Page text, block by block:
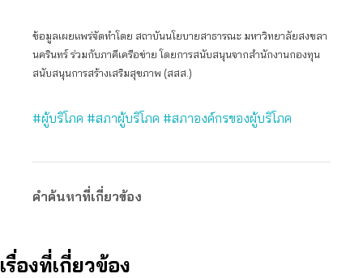
ข้อมูลเผยแพร่จัดทำโดย สถาบันนโยบายสาธารณะ มหาวิทยาลัยสงขลา
นครินทร์ ร่วมกับภาคีเครือข่าย โดยการสนับสนุนจากสำนักงานกองทุน
สนับสนุนการสร้างเสริมสุขภาพ (สสส.)
#ผู้บริโภค #สภาผู้บริโภค #สภาองค์กรของผู้บริโภค
คำค้นหาที่เกี่ยวข้อง
เรื่องที่เกี่ยวข้อง